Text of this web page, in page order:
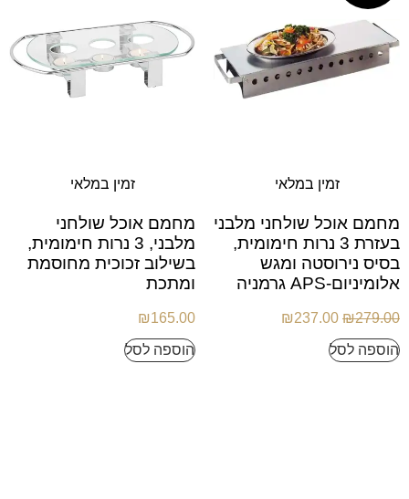
זמין במלאי
מחמם אוכל שולחני מלבני
בעזרת 3 נרות חימומית,
בסיס נירוסטה ומגש
אלומיניום-APS גרמניה
₪279.00
₪237.00
הוספה לסל
זמין במלאי
מחמם אוכל שולחני
מלבני, 3 נרות חימומית,
בשילוב זכוכית מחוסמת
ומתכת
₪165.00
הוספה לסל